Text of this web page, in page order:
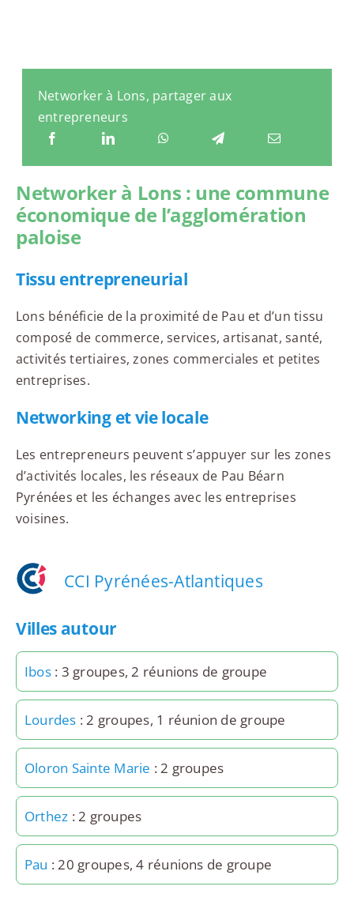
Networker à Lons, partager aux
entrepreneurs
Networker à Lons : une commune
économique de l’agglomération
paloise
Tissu entrepreneurial
Lons bénéficie de la proximité de Pau et d’un tissu
composé de commerce, services, artisanat, santé,
activités tertiaires, zones commerciales et petites
entreprises.
Networking et vie locale
Les entrepreneurs peuvent s’appuyer sur les zones
d’activités locales, les réseaux de Pau Béarn
Pyrénées et les échanges avec les entreprises
voisines.
CCI Pyrénées-Atlantiques
Villes autour
Ibos: 3 groupes, 2 réunions de groupe
Lourdes : 2 groupes, 1 réunion de groupe
Oloron Sainte Marie : 2 groupes
Orthez : 2 groupes
Pau : 20 groupes, 4 réunions de groupe